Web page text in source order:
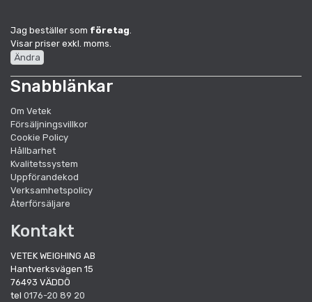
Jag beställer som företag
Visar priser exkl. moms.
Ändra
Snabblänkar
Om Vetek
Försäljningsvillkor
Cookie Policy
Hållbarhet
Kvalitetssystem
Uppförandekod
Verksamhetspolicy
Återförsäljare
Kontakt
VETEK WEIGHING AB
Hantverksvägen 15
76493 VÄDDÖ
tel 0176-20 89 20